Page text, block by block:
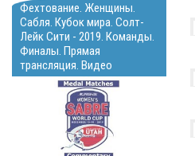
Фехтование. Женщины.
Сабля. Кубок мира. Солт-
Лейк Сити - 2019. Команды.
Финалы. Прямая
трансляция. Видео